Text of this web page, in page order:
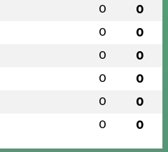
0 0
0 0
0 0
0 0
0 0
0 0